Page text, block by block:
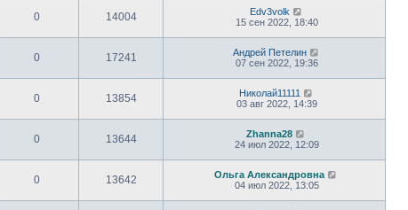
0 14004
Edv3volk
15 сен 2022, 18:40
0 17241
Андрей Петелин
07 сен 2022, 19:36
0 13854
Николай11111
03 авг 2022, 14:39
0 13644
Zhanna28
24 июл 2022, 12:09
0 13642
Ольга Александровна
04 июл 2022, 13:05